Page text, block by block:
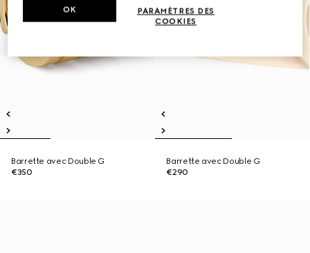
Barrette avec Double G
€350
Barrette avec Double G
€290
PARAMÈTRES DES
COOKIES
OK